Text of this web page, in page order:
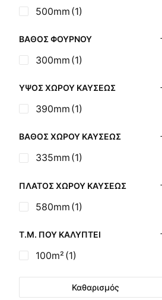
Σούβλες - Εργαλεία
Σχάρες Ψησίματος
Εξαρτήματα Σόμπας
Τζακόσομπες
Ψησταριές
500mm (1)
ΒΆΘΟΣ ΦΟΎΡΝΟΥ
300mm (1)
ΎΨΟΣ ΧΏΡΟΥ ΚΑΎΣΕΩΣ
390mm (1)
ΒΆΘΟΣ ΧΏΡΟΥ ΚΑΎΣΕΩΣ
335mm (1)
ΠΛΆΤΟΣ ΧΏΡΟΥ ΚΑΎΣΕΩΣ
580mm (1)
Τ.Μ. ΠΟΥ ΚΑΛΎΠΤΕΙ
100m² (1)
Καθαρισμός